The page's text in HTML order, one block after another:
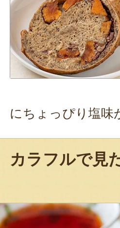
にちょっぴり塩味
カラフルで見